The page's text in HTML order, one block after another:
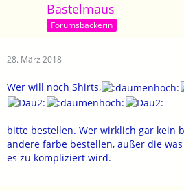
Bastelmaus
Forumsbäckerin
28. März 2018
Wer will noch Shirts,
bitte bestellen. Wer wirklich gar kein
andere farbe bestellen, außer die
es zu kompliziert wird.